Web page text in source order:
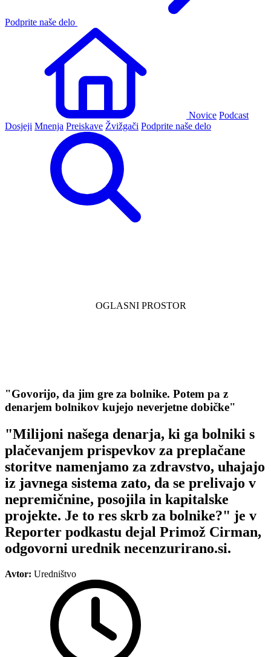
Podprite naše delo
Novice Podcast
Dosjeji Mnenja Preiskave Žvižgači Podprite naše delo
"Govorijo, da jim gre za bolnike. Potem pa z
denarjem bolnikov kujejo neverjetne dobičke"
"Milijoni našega denarja, ki ga bolniki s
plačevanjem prispevkov za preplačane
storitve namenjamo za zdravstvo, uhajajo
iz javnega sistema zato, da se prelivajo v
nepremičnine, posojila in kapitalske
projekte. Je to res skrb za bolnike?" je v
Reporter podkastu dejal Primož Cirman,
odgovorni urednik necenzurirano.si.
Avtor: Uredništvo